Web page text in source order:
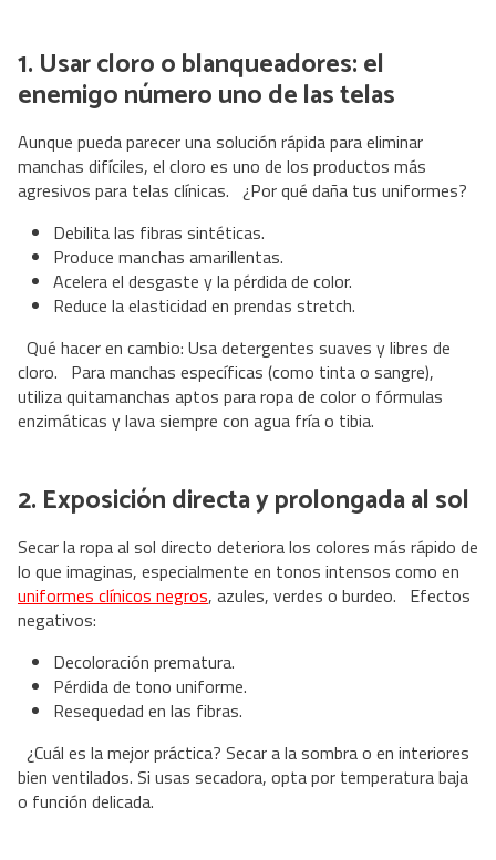
1. Usar cloro o blanqueadores: el
enemigo número uno de las telas
Aunque pueda parecer una solución rápida para eliminar
manchas difíciles, el cloro es uno de los productos más
agresivos para telas clínicas. ¿Por qué daña tus uniformes?
Debilita las fibras sintéticas.
Produce manchas amarillentas.
Acelera el desgaste y la pérdida de color.
Reduce la elasticidad en prendas stretch.
Qué hacer en cambio: Usa detergentes suaves y libres de
cloro. Para manchas específicas (como tinta o sangre),
utiliza quitamanchas aptos para ropa de color o fórmulas
enzimáticas y lava siempre con agua fría o tibia.
2. Exposición directa y prolongada al sol
Secar la ropa al sol directo deteriora los colores más rápido de
lo que imaginas, especialmente en tonos intensos como en
uniformes clínicos negros, azules, verdes o burdeo. Efectos
negativos:
Decoloración prematura.
Pérdida de tono uniforme.
Resequedad en las fibras.
¿Cuál es la mejor práctica? Secar a la sombra o en interiores
bien ventilados. Si usas secadora, opta por temperatura baja
o función delicada.